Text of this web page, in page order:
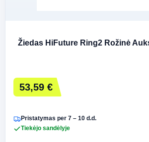
Žiedas HiFuture Ring2 Rožinė
53,59 €
Pristatymas per 7 – 10 d.d.
Tiekėjo sandėlyje